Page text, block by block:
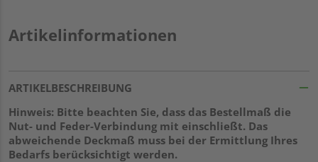
Artikelinformationen
ARTIKELBESCHREIBUNG
Hinweis: Bitte beachten Sie, dass das Bestellmaß die
Nut- und Feder-Verbindung mit einschließt. Das
abweichende Deckmaß muss bei der Ermittlung Ihres
Bedarfs berücksichtigt werden.